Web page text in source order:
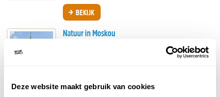
Deze website maakt gebruik van cookies
BEKIJK
Natuur in Moskou
Moskou is de hoofdstad en de grootste stad van
het immense en schitterende Rusland. Het heeft
BEKIJK